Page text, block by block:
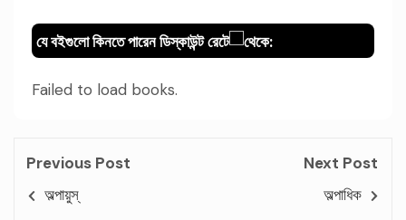
যে বইগুলো কিনতে পারেন ডিস্কাউন্ট রেটে থেকে:
Failed to load books.
Previous Post
অল্পায়ুস্
Next Post
অল্পাধিক